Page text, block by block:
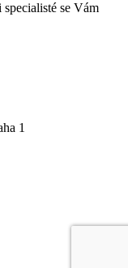
specialisté se Vám
1